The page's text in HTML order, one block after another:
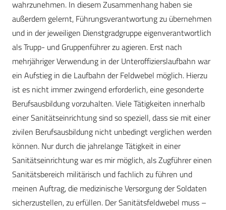
wahrzunehmen. In diesem Zusammenhang haben sie
außerdem gelernt, Führungsverantwortung zu übernehmen
und in der jeweiligen Dienstgradgruppe eigenverantwortlich
als Trupp- und Gruppenführer zu agieren. Erst nach
mehrjähriger Verwendung in der Unteroffizierslaufbahn war
ein Aufstieg in die Laufbahn der Feldwebel möglich. Hierzu
ist es nicht immer zwingend erforderlich, eine gesonderte
Berufsausbildung vorzuhalten. Viele Tätigkeiten innerhalb
einer Sanitätseinrichtung sind so speziell, dass sie mit einer
zivilen Berufsausbildung nicht unbedingt verglichen werden
können. Nur durch die jahrelange Tätigkeit in einer
Sanitätseinrichtung war es mir möglich, als Zugführer einen
Sanitätsbereich militärisch und fachlich zu führen und
meinen Auftrag, die medizinische Versorgung der Soldaten
sicherzustellen, zu erfüllen. Der Sanitätsfeldwebel muss –